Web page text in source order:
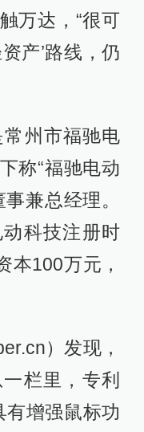
万达，“很可
产’路线，仍
州市福驰电
称“福驰电动
兼总经理。
科技注册时
本100万元，
）发现，
栏里，专利
有增强鼠标功